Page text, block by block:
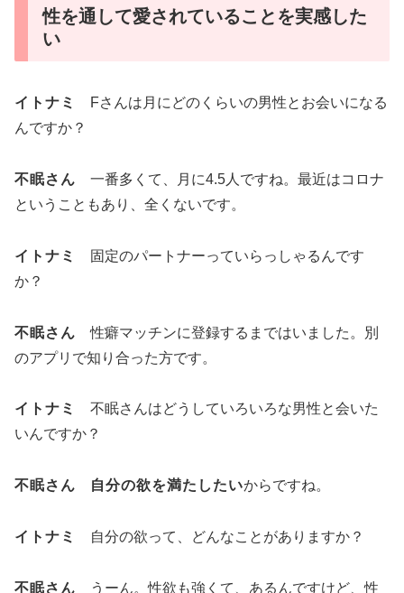
性を通して愛されていることを実感した
い
イトナミ
Fさんは月にどのくらいの男性とお会いになる
んですか？
不眠さん 一番多くて、月に4.5人ですね。最近はコロナ
ということもあり、全くないです。
イトナミ
固定のパートナーっていらっしゃるんです
か？
不眠さん 性癖マッチンに登録するまではいました。別
のアプリで知り合った方です。
イトナミ
不眠さんはどうしていろいろな男性と会いた
いんですか？
不眠さん 自分の欲を満たしたいからですね。
イトナミ 自分の欲って、どんなことがありますか？
不眠さん うーん。性欲も強くて、あるんですけど、性